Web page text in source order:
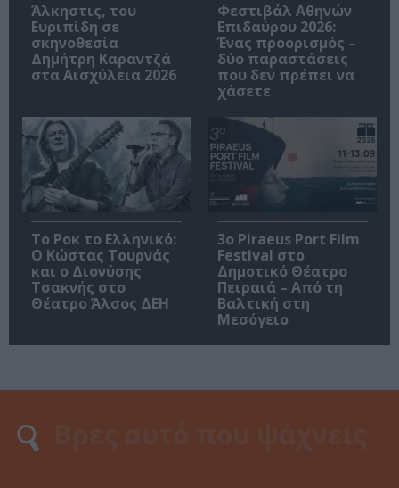
Άλκηστις, του
Ευριπίδη σε
σκηνοθεσία
Δημήτρη Καραντζά
στα Αισχύλεια 2026
Φεστιβάλ Αθηνών
Επιδαύρου 2026:
Ένας προορισμός –
δύο παραστάσεις
που δεν πρέπει να
χάσετε
Το Ροκ το Ελληνικό:
Ο Κώστας Τουρνάς
και ο Διονύσης
Τσακνής στο
Θέατρο Άλσος ΔΕΗ
3o Piraeus Port Film
Festival στο
Δημοτικό Θέατρο
Πειραιά – Από τη
Βαλτική στη
Μεσόγειο